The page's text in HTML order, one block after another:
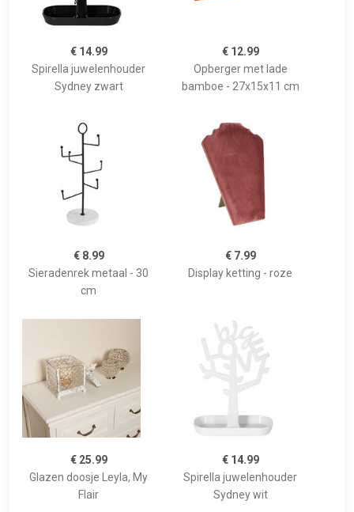
€ 14.99
Spirella juwelenhouder
Sydney zwart
€ 12.99
Opberger met lade
bamboe - 27x15x11 cm
€ 8.99
Sieradenrek metaal - 30
cm
€ 7.99
Display ketting - roze
€ 25.99
Glazen doosje Leyla, My
Flair
€ 14.99
Spirella juwelenhouder
Sydney wit